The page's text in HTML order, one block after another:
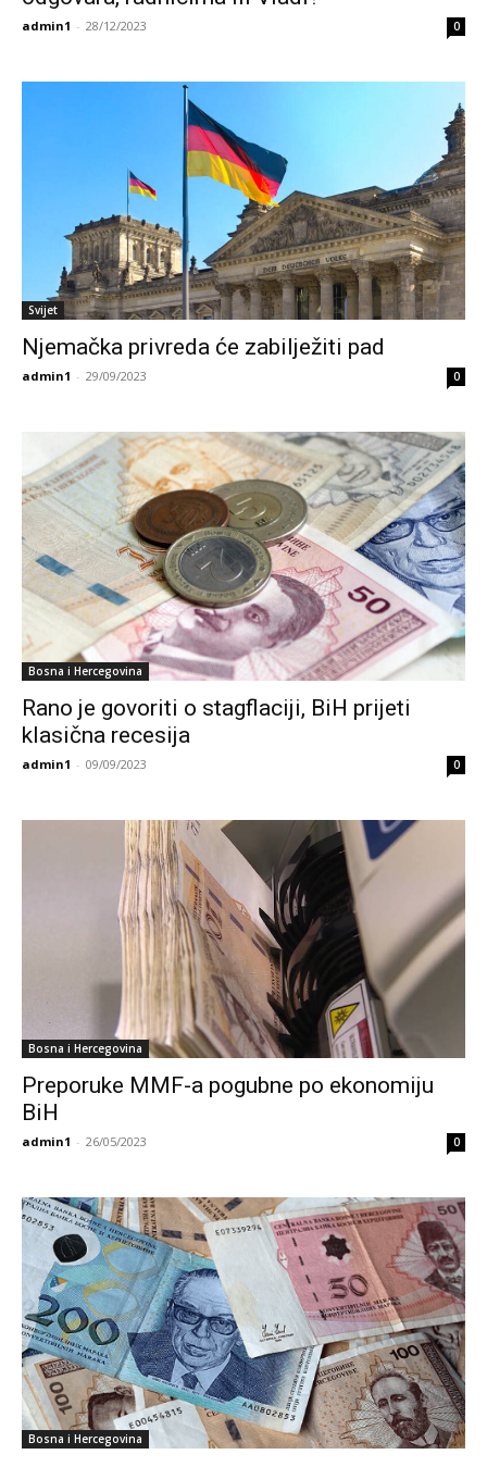
admin1 - 28/12/2023 0
Svijet
Njemačka privreda će zabilježiti pad
admin1 - 29/09/2023 0
Bosna i Hercegovina
Rano je govoriti o stagflaciji, BiH prijeti
klasična recesija
admin1 - 09/09/2023 0
Bosna i Hercegovina
Preporuke MMF-a pogubne po ekonomiju
BiH
admin1 - 26/05/2023 0
Bosna i Hercegovina